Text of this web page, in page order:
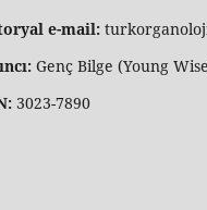
e-mail:
Genç Bilge (Young
3023-7890